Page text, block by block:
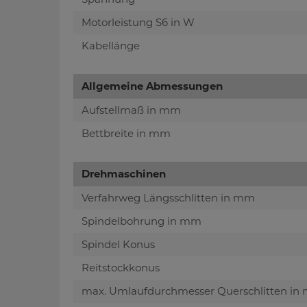
Motorleistung S6 in W
Kabellänge
Allgemeine Abmessungen
Aufstellmaß in mm
Bettbreite in mm
Drehmaschinen
Verfahrweg Längsschlitten in mm
Spindelbohrung in mm
Spindel Konus
Reitstockkonus
max. Umlaufdurchmesser Querschlitten in